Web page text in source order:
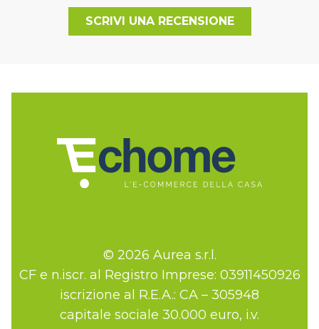
SCRIVI UNA RECENSIONE
© 2026 Aurea s.r.l.
CF e n.iscr. al Registro Imprese: 03911450926
iscrizione al R.E.A.: CA – 305948
capitale sociale 30.000 euro, i.v.